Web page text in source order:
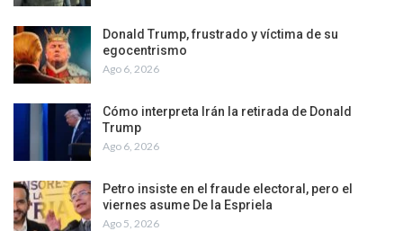
Donald Trump, frustrado y víctima de su
egocentrismo
Ago 6, 2026
Cómo interpreta Irán la retirada de Donald
Trump
Ago 6, 2026
Petro insiste en el fraude electoral, pero el
viernes asume De la Espriela
Ago 5, 2026